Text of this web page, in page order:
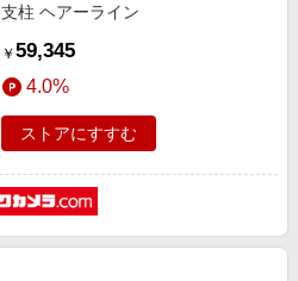
支柱 ヘアーライン
￥ 59,345
4.0%
ストアにすすむ